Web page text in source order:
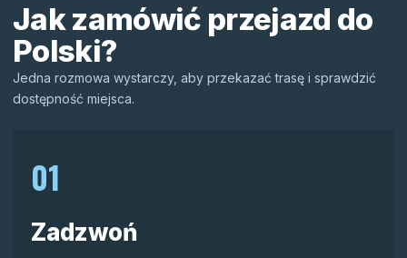
Jak zamówić przejazd do
Polski?
Jedna rozmowa wystarczy, aby przekazać trasę i sprawdzić
dostępność miejsca.
01
Zadzwoń